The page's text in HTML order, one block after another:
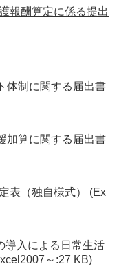
報酬算定に係る提出
体制に関する届出書
加算に関する届出書
表（独自様式）
(Ex
導入による日常生活
～:27 KB)